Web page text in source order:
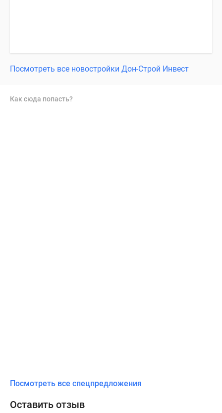
Посмотреть все новостройки Дон-Строй Инвест
Как сюда попасть?
Посмотреть все спецпредложения
Оставить отзыв